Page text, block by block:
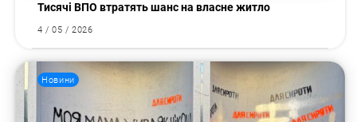
Тисячі ВПО втратять шанс на власне житло
4 / 05 / 2026
Новини